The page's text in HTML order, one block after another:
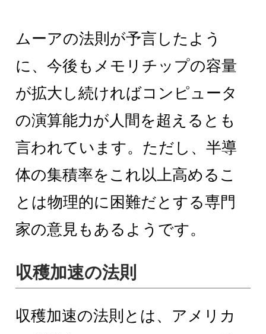
ムーアの法則が予言したよう
に、今後もメモリチップの容量
が拡大し続ければコンピュータ
の演算能力が人間を超えるとも
言われています。ただし、半導
体の集積率をこれ以上高めるこ
とは物理的に困難だとする専門
家の意見もあるようです。
収穫加速の法則
収穫加速の法則とは、アメリカ